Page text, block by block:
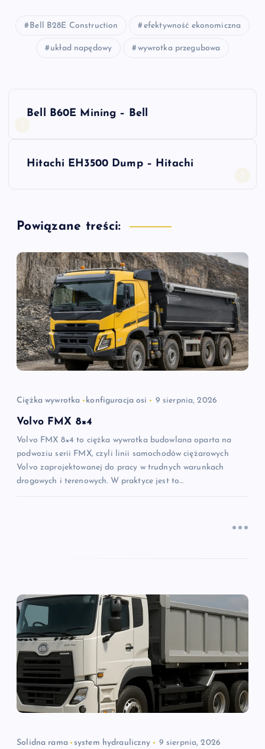
Bell B28E Construction efektywność ekonomiczna
układ napędowy wywrotka przegubowa
N
g
a
c
a
w
p
s
u
Bell B60E Mining – Bell
Hitachi EH3500 Dump – Hitachi
Powiązane treści:
Ciężka wywrotka konfiguracja osi 9 sierpnia, 2026
Volvo FMX 8×4
Volvo FMX 8×4 to ciężka wywrotka budowlana oparta na
podwoziu serii FMX, czyli linii samochodów ciężarowych
Volvo zaprojektowanej do pracy w trudnych warunkach
drogowych i terenowych. W praktyce jest to…
Solidna rama system hydrauliczny 9 sierpnia, 2026